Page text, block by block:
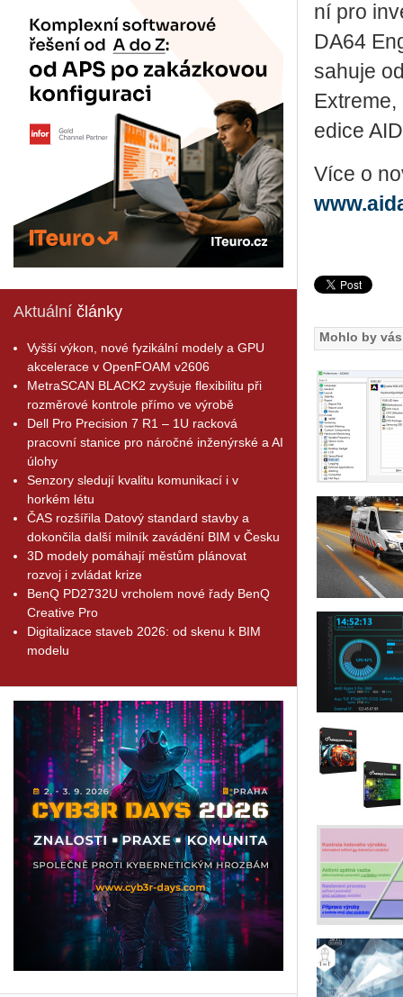
Aktuální články
Vyšší výkon, nové fyzikální modely a GPU
akcelerace v OpenFOAM v2606
MetraSCAN BLACK2 zvyšuje flexibilitu při
rozměrové kontrole přímo ve výrobě
Dell Pro Precision 7 R1 – 1U racková
pracovní stanice pro náročné inženýrské a AI
úlohy
Senzory sledují kvalitu komunikací i v
horkém létu
ČAS rozšířila Datový standard stavby a
dokončila další milník zavádění BIM v Česku
3D modely pomáhají městům plánovat
rozvoj i zvládat krize
BenQ PD2732U vrcholem nové řady BenQ
Creative Pro
Digitalizace staveb 2026: od skenu k BIM
modelu
ní pro
DA­64
sa­hu­je
edice
Více o
Mohlo by